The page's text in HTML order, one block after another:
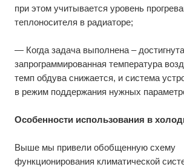
при этом учитывается уровень
теплоносителя в радиаторе;
— Когда задача выполнена – достигнута
запрограммированная температура
темп обдува снижается, и система
в режим поддержания нужных
Особенности использования в
Выше мы привели обобщенную схему
функционирования климатической